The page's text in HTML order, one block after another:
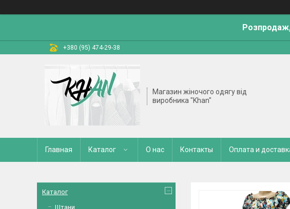
Розпродаж,
+380 (95) 474-29-38
Магазин жіночого одягу від
виробника "Khan"
Главная Каталог О нас Контакты Оплата и
Каталог
Штани